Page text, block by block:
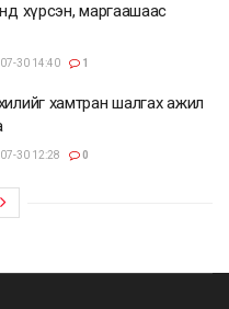
хүрсэн, маргаашаас
30 14:40 1
хамтран шалгах ажил
30 12:28 0